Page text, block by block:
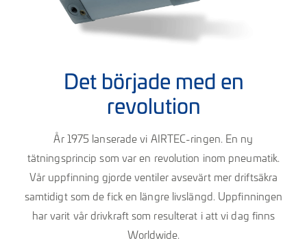
Det började med en
revolution
År 1975 lanserade vi AIRTEC-ringen. En ny
tätningsprincip som var en revolution inom pneumatik.
Vår uppfinning gjorde ventiler avsevärt mer driftsäkra
samtidigt som de fick en längre livslängd. Uppfinningen
har varit vår drivkraft som resulterat i att vi dag finns
Worldwide.